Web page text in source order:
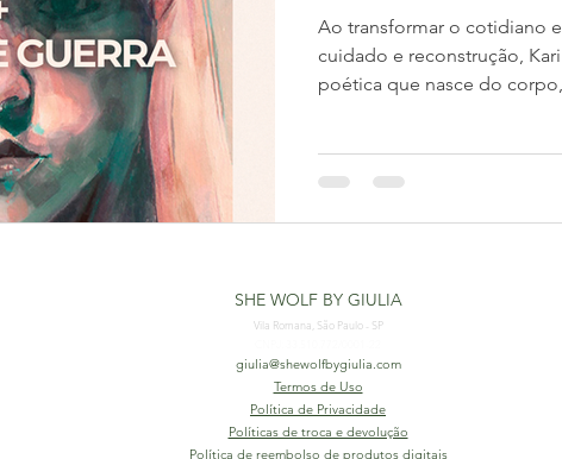
Ao transformar o cotidiano
cuidado e reconstrução,
poética que nasce do
presença a partir do lugar
SHE WOLF BY GIULIA
Vila Romana, São Paulo - SP
giulia@shewolfbygiulia.com
Termos de Uso
Política de Privacidade
Políticas de troca e devolução
Política de reembolso de produtos digitais